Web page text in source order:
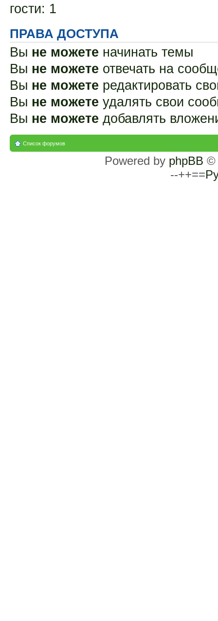
гости: 1
ПРАВА ДОСТУПА
Вы не можете начинать темы
Вы не можете отвечать на
Вы не можете редактировать
Вы не можете удалять свои
Вы не можете добавлять
Список форумов
Powered by phpBB ©
--++==